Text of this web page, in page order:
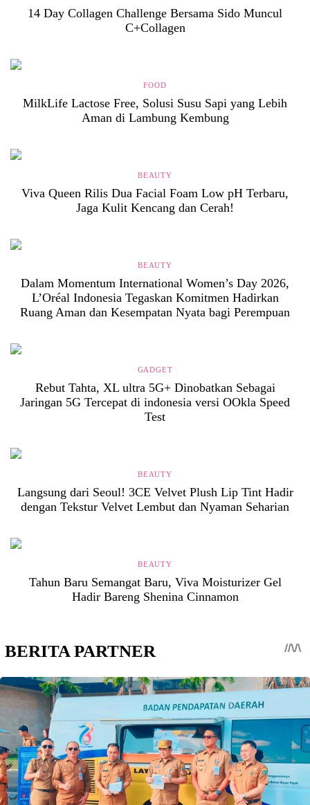
14 Day Collagen Challenge Bersama Sido Muncul
C+Collagen
FOOD
MilkLife Lactose Free, Solusi Susu Sapi yang Lebih
Aman di Lambung Kembung
BEAUTY
Viva Queen Rilis Dua Facial Foam Low pH Terbaru,
Jaga Kulit Kencang dan Cerah!
BEAUTY
Dalam Momentum International Women’s Day 2026,
L’Oréal Indonesia Tegaskan Komitmen Hadirkan
Ruang Aman dan Kesempatan Nyata bagi Perempuan
GADGET
Rebut Tahta, XL ultra 5G+ Dinobatkan Sebagai
Jaringan 5G Tercepat di indonesia versi OOkla Speed
Test
BEAUTY
Langsung dari Seoul! 3CE Velvet Plush Lip Tint Hadir
dengan Tekstur Velvet Lembut dan Nyaman Seharian
BEAUTY
Tahun Baru Semangat Baru, Viva Moisturizer Gel
Hadir Bareng Shenina Cinnamon